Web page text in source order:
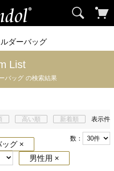
ダーバッグ
List
バッグ の検索結果
高い順 新着順 表示件
数：
ッグ ×
男性用 ×